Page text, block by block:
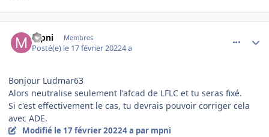
mpni Membres
Posté(e) le 17 février 20224 a
Bonjour Ludmar63
Alors neutralise seulement l'afcad de LFLC et tu seras fixé.
Si c'est effectivement le cas, tu devrais pouvoir corriger cela
avec ADE.
Modifié le 17 février 20224 a par mpni